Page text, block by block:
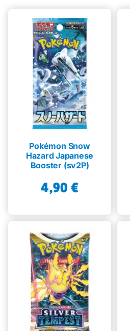
Pokémon Snow
Hazard Japanese
Booster (sv2P)
4,90 €